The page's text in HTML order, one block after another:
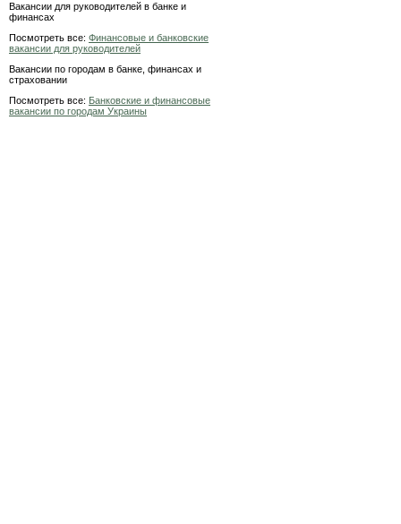
Вакансии для руководителей в банке и
финансах
Посмотреть все: Финансовые и банковские
вакансии для руководителей
Вакансии по городам в банке, финансах и
страховании
Посмотреть все: Банковские и финансовые
вакансии по городам Украины